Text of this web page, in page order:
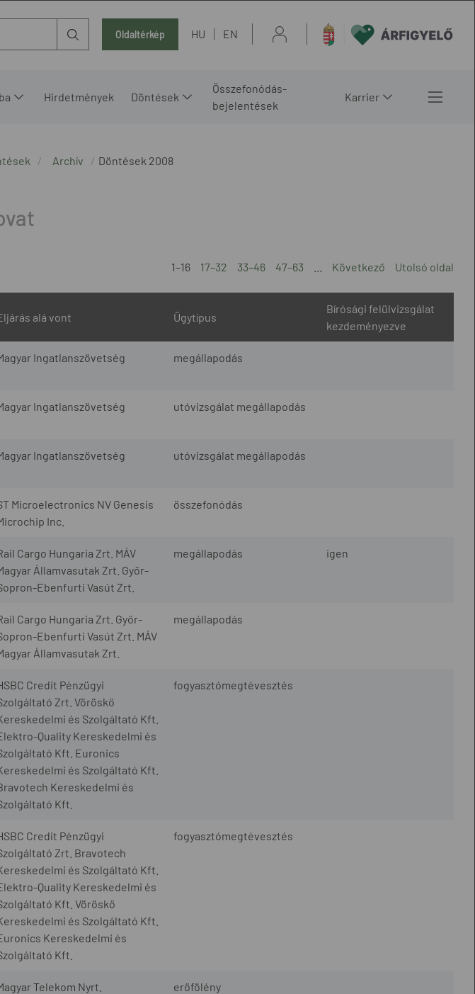
Oldaltérkép HU EN
Hirdetmények Döntések
Összefonódás-
bejelentések
Karrier
Archív Döntések 2008
1–16 17–32 33–46 47–63 Következő Utolsó oldal
alá vont Ügytípus
Bírósági felülvizsgálat
kezdeményezve
Ingatlanszövetség megállapodás
Ingatlanszövetség utóvizsgálat megállapodás
Ingatlanszövetség utóvizsgálat megállapodás
Microelectronics NV Genesis
Inc.
összefonódás
Cargo Hungaria Zrt. MÁV
Államvasutak Zrt. Győr-
Ebenfurti Vasút Zrt.
megállapodás igen
Cargo Hungaria Zrt. Győr-
Ebenfurti Vasút Zrt. MÁV
Államvasutak Zrt.
megállapodás
Credit Pénzügyi
Zrt. Vöröskő
és Szolgáltató Kft.
Quality Kereskedelmi és
Kft. Euronics
és Szolgáltató Kft.
Kereskedelmi és
Kft.
fogyasztómegtévesztés
Credit Pénzügyi
Zrt. Bravotech
és Szolgáltató Kft.
Quality Kereskedelmi és
Kft. Vöröskő
és Szolgáltató Kft.
Kereskedelmi és
Kft.
fogyasztómegtévesztés
Telekom Nyrt. erőfölény